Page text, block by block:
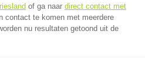
of ga naar direct contact met
contact te komen met meerdere
nu resultaten getoond uit de